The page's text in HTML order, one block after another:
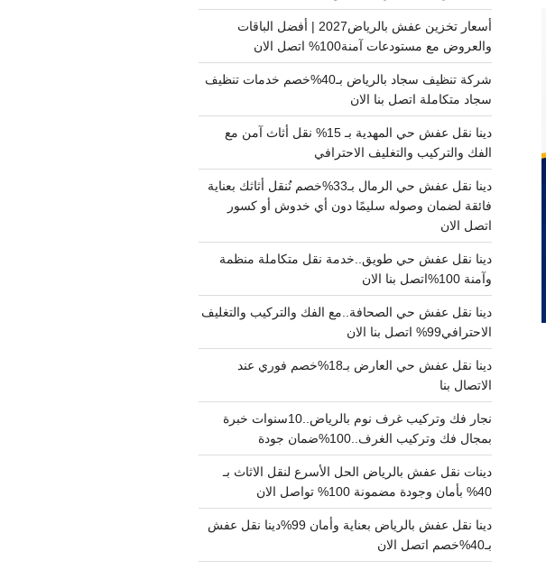
أسعار تخزين عفش بالرياض2027 | أفضل الباقات
والعروض مع مستودعات آمنة100% اتصل الان
شركة تنظيف سجاد بالرياض بـ40%خصم خدمات تنظيف
سجاد متكاملة اتصل بنا الان
دينا نقل عفش حي المهدية بـ 15% نقل أثاث آمن مع
الفك والتركيب والتغليف الاحترافي
دينا نقل عفش حي الرمال بـ33%خصم نُنقل أثاثك بعناية
فائقة لضمان وصوله سليمًا دون أي خدوش أو كسور
اتصل الان
دينا نقل عفش حي طويق..خدمة نقل متكاملة منظمة
وآمنة 100%اتصل بنا الان
دينا نقل عفش حي الصحافة..مع الفك والتركيب والتغليف
الاحترافي99% اتصل بنا الان
دينا نقل عفش حي العارض بـ18%خصم فوري عند
الاتصال بنا
نجار فك وتركيب غرف نوم بالرياض..10سنوات خبرة
بمجال فك وتركيب الغرف..100%ضمان جودة
دينات نقل عفش بالرياض الحل الأسرع لنقل الاثاث بـ
40% بأمان وجودة مضمونة 100% تواصل الان
دينا نقل عفش بالرياض بعناية وأمان 99%دينا نقل عفش
بـ40%خصم اتصل الان